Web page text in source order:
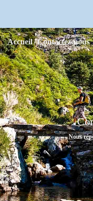
Accueil Contactez-nous
Nous